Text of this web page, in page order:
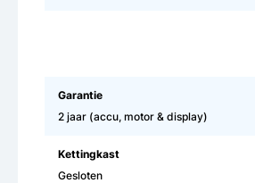
Garantie
2 jaar (accu, motor & display)
Kettingkast
Gesloten